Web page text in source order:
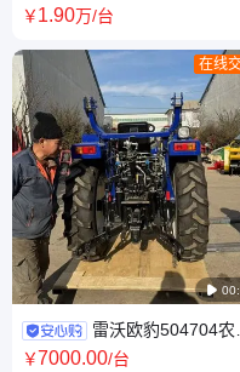
麦联合收割机190马力水稻大
￥1.90万/台

在线
雷沃欧豹504704农
四轮拖拉机 四缸变频发动机专
￥7000.00/台